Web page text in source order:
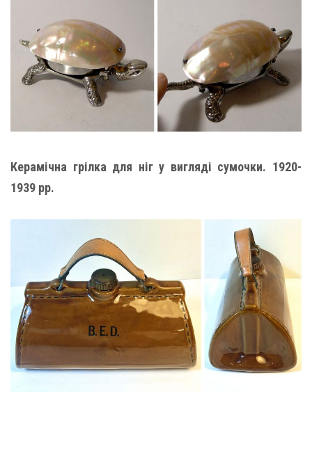
Керамічна грілка для ніг у вигляді сумочки. 1920-
1939 рр.